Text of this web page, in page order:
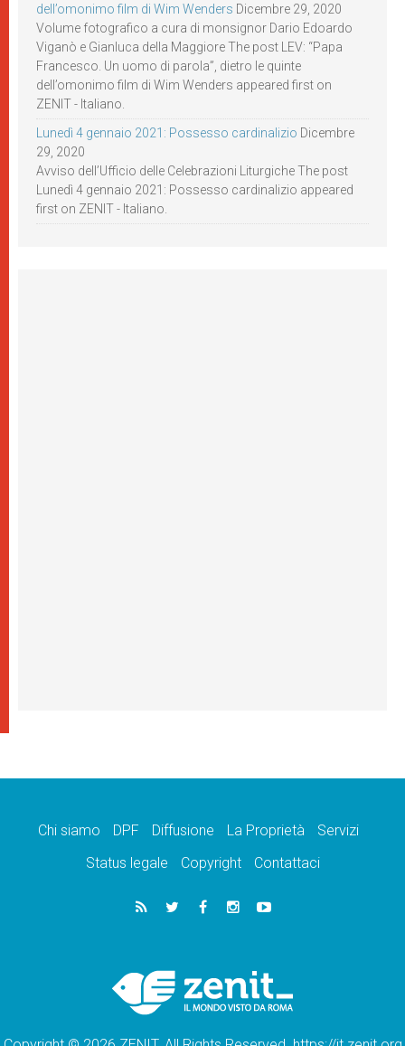
dell’omonimo film di Wim Wenders Dicembre 29, 2020
Volume fotografico a cura di monsignor Dario Edoardo
Viganò e Gianluca della Maggiore The post LEV: “Papa
Francesco. Un uomo di parola”, dietro le quinte
dell’omonimo film di Wim Wenders appeared first on
ZENIT - Italiano.
Lunedì 4 gennaio 2021: Possesso cardinalizio Dicembre
29, 2020
Avviso dell’Ufficio delle Celebrazioni Liturgiche The post
Lunedì 4 gennaio 2021: Possesso cardinalizio appeared
first on ZENIT - Italiano.
Chi siamo DPF Diffusione La Proprietà
Servizi
Status legale
Copyright Contattaci